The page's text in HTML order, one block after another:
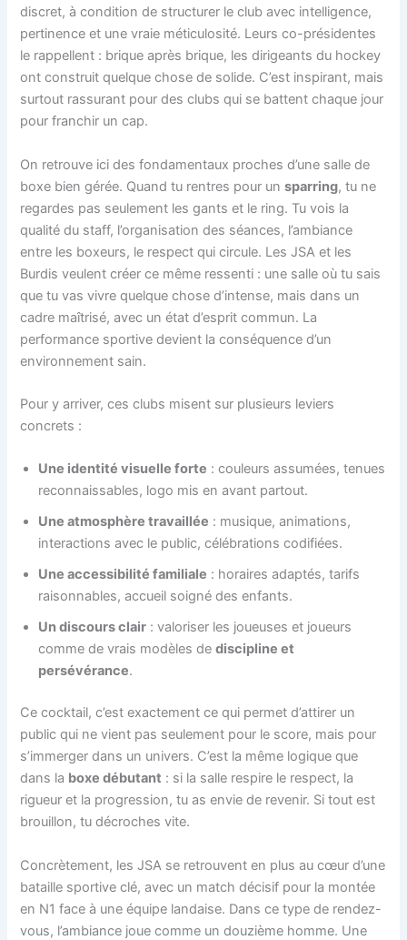
discret, à condition de structurer le club avec intelligence,
pertinence et une vraie méticulosité. Leurs co-présidentes
le rappellent : brique après brique, les dirigeants du hockey
ont construit quelque chose de solide. C’est inspirant, mais
surtout rassurant pour des clubs qui se battent chaque jour
pour franchir un cap.
On retrouve ici des fondamentaux proches d’une salle de
boxe bien gérée. Quand tu rentres pour unsparring, tu ne
regardes pas seulement les gants et le ring. Tu vois la
qualité du staff, l’organisation des séances, l’ambiance
entre les boxeurs, le respect qui circule. Les JSA et les
Burdis veulent créer ce même ressenti : une salle où tu sais
que tu vas vivre quelque chose d’intense, mais dans un
cadre maîtrisé, avec un état d’esprit commun. La
performance sportive devient la conséquence d’un
environnement sain.
Pour y arriver, ces clubs misent sur plusieurs leviers
concrets :
Une identité visuelle forte : couleurs assumées, tenues
reconnaissables, logo mis en avant partout.
Une atmosphère travaillée : musique, animations,
interactions avec le public, célébrations codifiées.
Une accessibilité familiale : horaires adaptés, tarifs
raisonnables, accueil soigné des enfants.
Un discours clair : valoriser les joueuses et joueurs
comme de vrais modèles dediscipline et
persévérance.
Ce cocktail, c’est exactement ce qui permet d’attirer un
public qui ne vient pas seulement pour le score, mais pour
s’immerger dans un univers. C’est la même logique que
dans la boxe débutant : si la salle respire le respect, la
rigueur et la progression, tu as envie de revenir. Si tout est
brouillon, tu décroches vite.
Concrètement, les JSA se retrouvent en plus au cœur d’une
bataille sportive clé, avec un match décisif pour la montée
en N1 face à une équipe landaise. Dans ce type de rendez-
vous, l’ambiance joue comme un douzième homme. Une